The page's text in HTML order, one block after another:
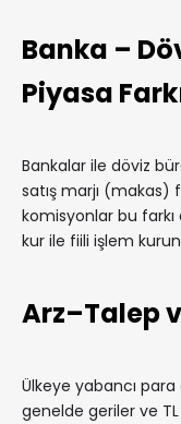
Banka –
Piyasa
Bankalar ile döviz
satış marjı (makas)
komisyonlar bu
kur ile fiili işlem
Arz–Talep
Ülkeye yabancı
genelde geriler ve